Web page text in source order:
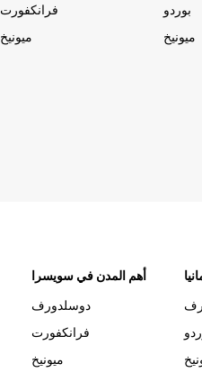
فرانكفورت
ميونيخ
بوردو
ميونيخ
أهم المدن في سويسرا
دوسلدورف
فرانكفورت
ميونيخ